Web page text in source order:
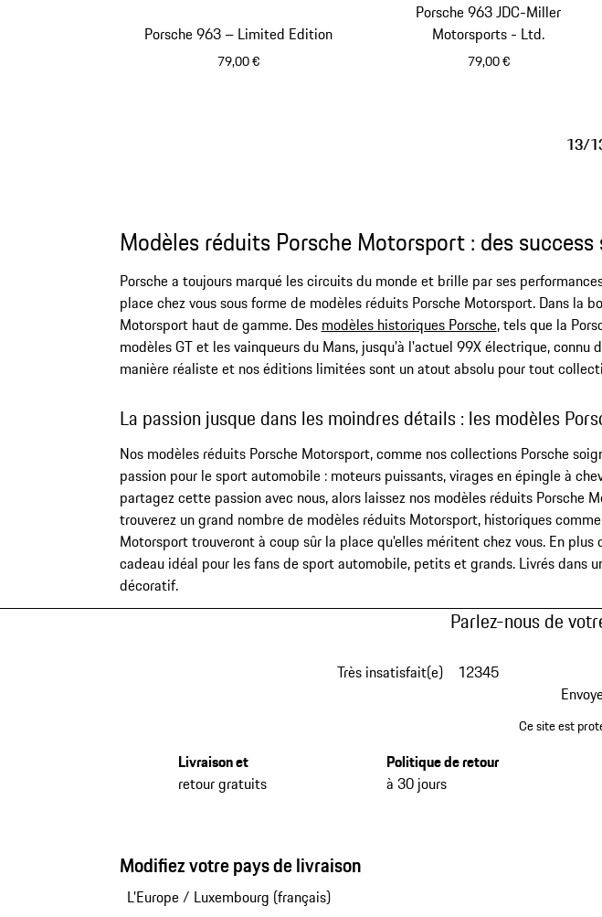
Porsche 963 – Limited Edition
79,00 €
Porsche 963 JDC-Miller
Motorsports - Ltd.
79,00 €
13/
Modèles réduits Porsche Motorsport : des
Porsche a toujours marqué les circuits du monde et brille par ses
place chez vous sous forme de modèles réduits Porsche Motorsport. Dans la
Motorsport haut de gamme. Des modèles historiques Porsche, tels que la
modèles GT et les vainqueurs du Mans, jusqu'à l'actuel 99X électrique,
manière réaliste et nos éditions limitées sont un atout absolu pour tout
La passion jusque dans les moindres détails : les modèles
Nos modèles réduits Porsche Motorsport, comme nos collections Porsche
passion pour le sport automobile : moteurs puissants, virages en épingle à
partagez cette passion avec nous, alors laissez nos modèles réduits
trouverez un grand nombre de modèles réduits Motorsport, historiques
Motorsport trouveront à coup sûr la place qu'elles méritent chez vous. En plus
cadeau idéal pour les fans de sport automobile, petits et grands. Livrés
décoratif.
Parlez-nous de
Très insatisfait(e) 12345
Ce site est
Livraison et
retour gratuits
Politique de retour
à 30 jours
Modifiez votre pays de livraison
L'Europe/ Luxembourg (français)